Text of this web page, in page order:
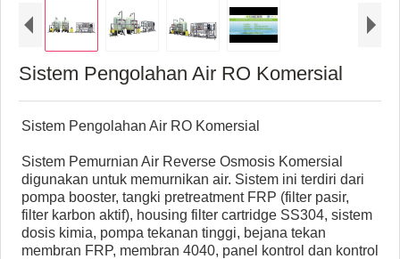
Sistem Pengolahan Air RO Komersial
Sistem Pengolahan Air RO Komersial
Sistem Pemurnian Air Reverse Osmosis Komersial
digunakan untuk memurnikan air. Sistem ini terdiri dari
pompa booster, tangki pretreatment FRP (filter pasir,
filter karbon aktif), housing filter cartridge SS304, sistem
dosis kimia, pompa tekanan tinggi, bejana tekan
membran FRP, membran 4040, panel kontrol dan kontrol